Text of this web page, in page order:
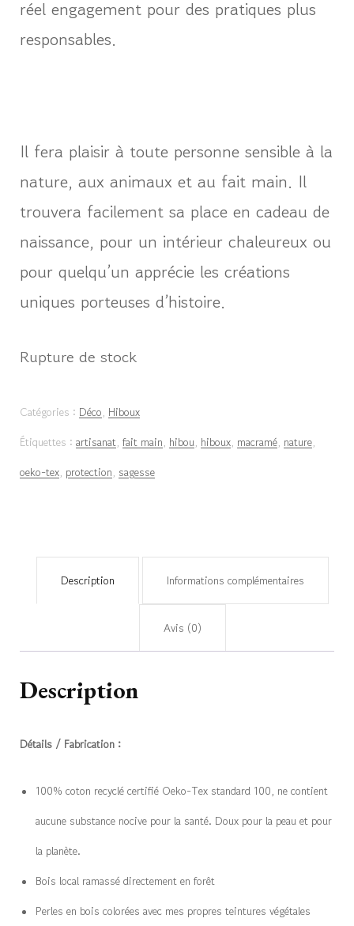
réel engagement pour des pratiques plus
responsables.
Il fera plaisir à toute personne sensible à la
nature, aux animaux et au fait main. Il
trouvera facilement sa place en cadeau de
naissance, pour un intérieur chaleureux ou
pour quelqu’un apprécie les créations
uniques porteuses d’histoire.
Rupture de stock
Catégories : Déco, Hiboux
Étiquettes : artisanat, fait main, hibou, hiboux, macramé, nature,
oeko-tex, protection, sagesse
Description Informations complémentaires
Avis (0)
Description
Détails / Fabrication :
100% coton recyclé certifié Oeko-Tex standard 100, ne contient
aucune substance nocive pour la santé. Doux pour la peau et pour
la planète.
Bois local ramassé directement en forêt
Perles en bois colorées avec mes propres teintures végétales